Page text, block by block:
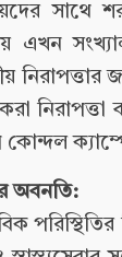
সাথে
এখন
নিরাপত্তার
কোন্দল
অবনতি: